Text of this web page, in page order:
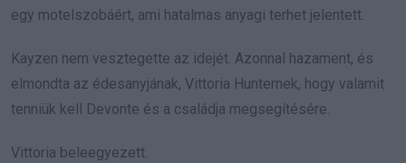
egy motelszobáért, ami hatalmas anyagi terhet jelentett.
Kayzen nem vesztegette az idejét. Azonnal hazament, és
elmondta az édesanyjának, Vittoria Hunternek, hogy valamit
tenniük kell Devonte és a családja megsegítésére.
Vittoria beleegyezett.